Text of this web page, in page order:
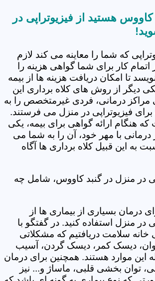
هستید از فیزیوتراپی در
که شما را معاینه می کند لازم
اتمام کار برای شما گواهی هزینه را
تا امکان دریافت هزینه ها از بیمه
دیگر از روش های کلاه برداری این
درمانی، فردی غیرمتخصص را به
برای فیزیوتراپی در منزل می فرستند.
که هنگام ارائه گواهی برای بیمه، یکی
درمانی با مهر خود، آن را به شما می
به این قبیل کلاه برداری ها آگاه
در منزل در گنبد کاووس، شامل چه
درمان بسیاری از بیماری ها از
در منزل استفاده کنید. در گفتگو با
خانه سلامت دریافتیم که مشکلاتی
دیسک کمر، دیسک گردن، آسیب
این موارد هستند. همچنین برای درمان
توان بخشی قلبی، ماساژ و... نیز